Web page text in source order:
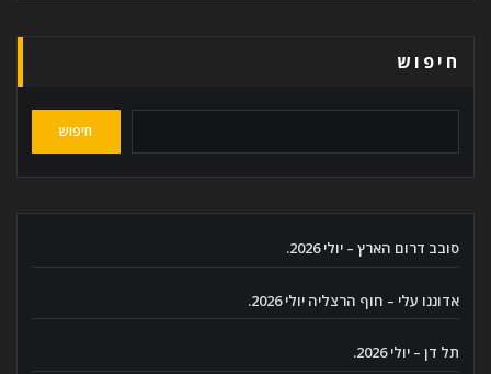
חיפוש
חיפוש
סובב דרום הארץ – יולי 2026.
אדוננו עלי – חוף הרצליה יולי 2026.
תל דן – יולי 2026.